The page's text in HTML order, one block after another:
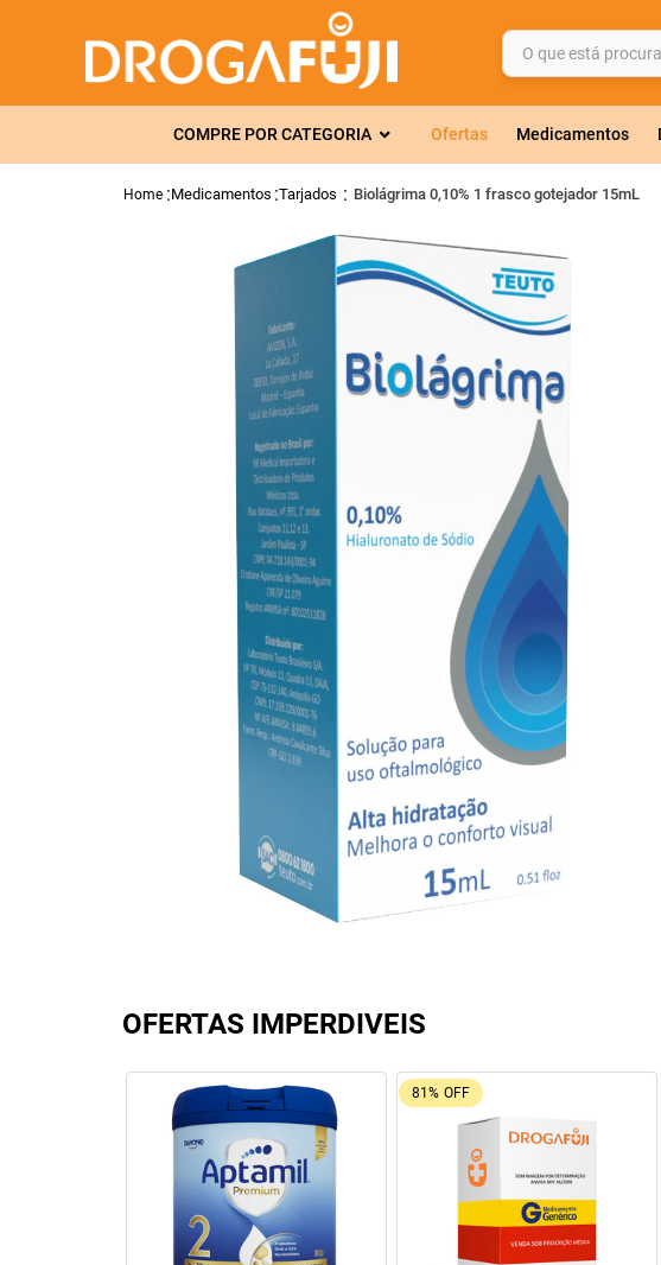
O que está
COMPRE POR CATEGORIA Ofertas Medicamentos
Medicamentos Tarjados Biolágrima 0,10% 1 frasco gotejador 15mL
OFERTAS IMPERDIVEIS
OFF 26% OFF
Leve + Pague -
TERMOS MAIS BUSCADOS
2º
gelmax
4º
rosuvastatina 20mg
protetor solar
6
shampoo
7º
dipirona
10
soro fisiológico